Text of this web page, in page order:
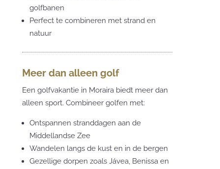
golfbanen
Perfect te combineren met strand en
natuur
Meer dan alleen golf
Een golfvakantie in Moraira biedt meer dan
alleen sport. Combineer golfen met:
Ontspannen stranddagen aan de
Middellandse Zee
Wandelen langs de kust en in de bergen
Gezellige dorpen zoals Jávea, Benissa en